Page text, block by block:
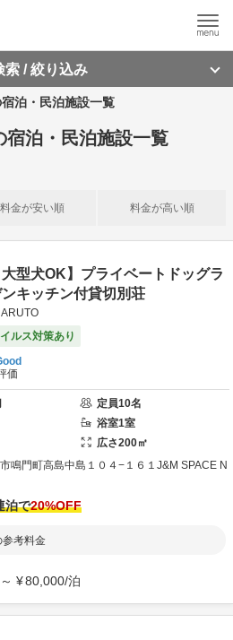
索 / 絞り込み
泊・民泊施設一覧
宿泊・民泊施設一覧
料金が安い順 料金が高い順
大型犬OK】プライベートドッグラ
キッチン付貸切別荘
ルス対策あり
価
定員10名
浴室1室
広さ200㎡
鳴門町高島中島１０４−１６１ J&M SPACE N
泊で20%OFF
考料金
～ ¥80,000/泊